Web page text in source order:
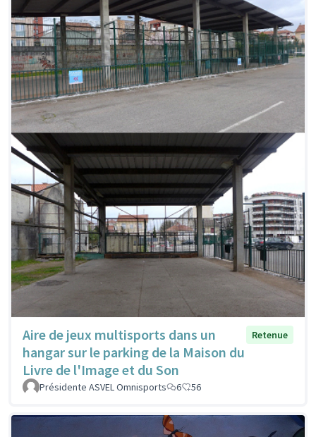
Aire de jeux multisports dans un
hangar sur le parking de la Maison du
Livre de l'Image et du Son
Retenue
Présidente ASVEL Omnisports 6 56